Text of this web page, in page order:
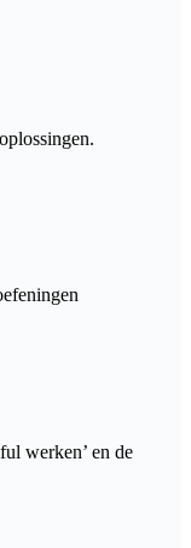
werken’ en de